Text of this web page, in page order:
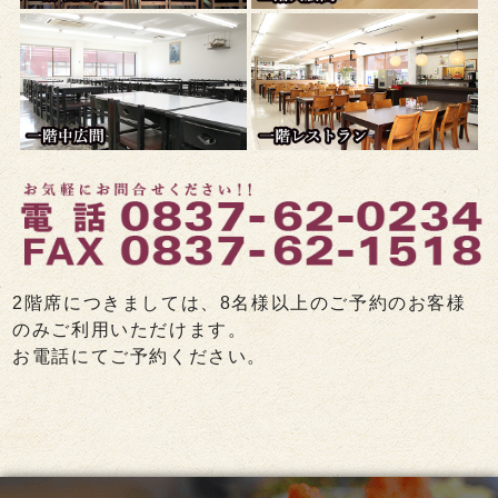
2階席につきましては、8名様以上のご予約のお客様
のみご利用いただけます。
お電話にてご予約ください。